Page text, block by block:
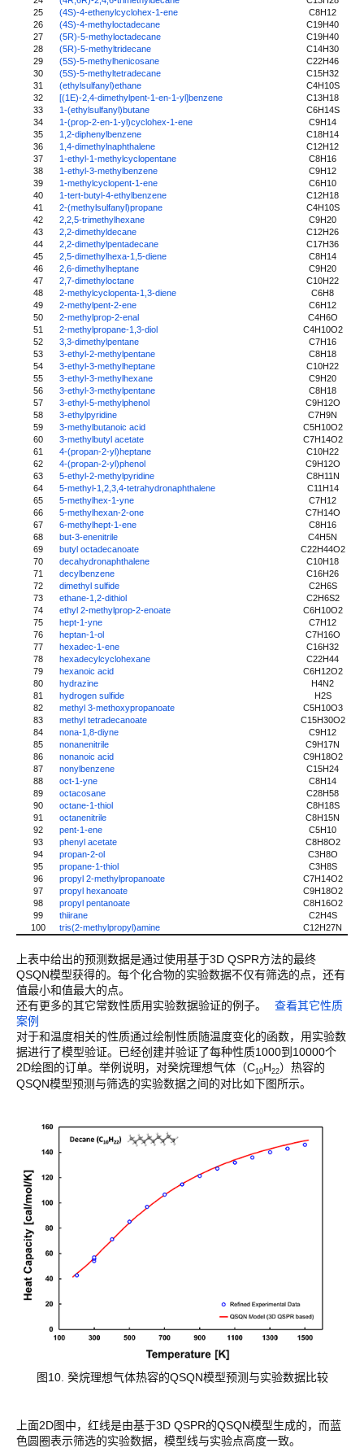
25
(4S)-4-ethenylcyclohex-1-ene
C8H12
26
(4S)-4-methyloctadecane
C19H40
27
(5R)-5-methyloctadecane
C19H40
28
(5R)-5-methyltridecane
C14H30
29
(5S)-5-methylhenicosane
C22H46
30
(5S)-5-methyltetradecane
C15H32
31
(ethylsulfanyl)ethane
C4H10S
32
[(1E)-2,4-dimethylpent-1-en-1-yl]benzene
C13H18
33
1-(ethylsulfanyl)butane
C6H14S
34
1-(prop-2-en-1-yl)cyclohex-1-ene
C9H14
35
1,2-diphenylbenzene
C18H14
36
1,4-dimethylnaphthalene
C12H12
37
1-ethyl-1-methylcyclopentane
C8H16
38
1-ethyl-3-methylbenzene
C9H12
39
1-methylcyclopent-1-ene
C6H10
40
1-tert-butyl-4-ethylbenzene
C12H18
41
2-(methylsulfanyl)propane
C4H10S
42
2,2,5-trimethylhexane
C9H20
43
2,2-dimethyldecane
C12H26
44
2,2-dimethylpentadecane
C17H36
45
2,5-dimethylhexa-1,5-diene
C8H14
46
2,6-dimethylheptane
C9H20
47
2,7-dimethyloctane
C10H22
48
2-methylcyclopenta-1,3-diene
C6H8
49
2-methylpent-2-ene
C6H12
50
2-methylprop-2-enal
C4H6O
51
2-methylpropane-1,3-diol
C4H10O2
52
3,3-dimethylpentane
C7H16
53
3-ethyl-2-methylpentane
C8H18
54
3-ethyl-3-methylheptane
C10H22
55
3-ethyl-3-methylhexane
C9H20
56
3-ethyl-3-methylpentane
C8H18
57
3-ethyl-5-methylphenol
C9H12O
58
3-ethylpyridine
C7H9N
59
3-methylbutanoic acid
C5H10O2
60
3-methylbutyl acetate
C7H14O2
61
4-(propan-2-yl)heptane
C10H22
62
4-(propan-2-yl)phenol
C9H12O
63
5-ethyl-2-methylpyridine
C8H11N
64
5-methyl-1,2,3,4-tetrahydronaphthalene
C11H14
65
5-methylhex-1-yne
C7H12
66
5-methylhexan-2-one
C7H14O
67
6-methylhept-1-ene
C8H16
68
but-3-enenitrile
C4H5N
69
butyl octadecanoate
C22H44O2
70
decahydronaphthalene
C10H18
71
decylbenzene
C16H26
72
dimethyl sulfide
C2H6S
73
ethane-1,2-dithiol
C2H6S2
74
ethyl 2-methylprop-2-enoate
C6H10O2
75
hept-1-yne
C7H12
76
heptan-1-ol
C7H16O
77
hexadec-1-ene
C16H32
78
hexadecylcyclohexane
C22H44
79
hexanoic acid
C6H12O2
80
hydrazine
H4N2
81
hydrogen sulfide
H2S
82
methyl 3-methoxypropanoate
C5H10O3
83
methyl tetradecanoate
C15H30O2
84
nona-1,8-diyne
C9H12
85
nonanenitrile
C9H17N
86
nonanoic acid
C9H18O2
87
nonylbenzene
C15H24
88
oct-1-yne
C8H14
89
octacosane
C28H58
90
octane-1-thiol
C8H18S
91
octanenitrile
C8H15N
92
pent-1-ene
C5H10
93
phenyl acetate
C8H8O2
94
propan-2-ol
C3H8O
95
propane-1-thiol
C3H8S
96
propyl 2-methylpropanoate
C7H14O2
97
propyl hexanoate
C9H18O2
98
propyl pentanoate
C8H16O2
99
thiirane
C2H4S
100
tris(2-methylpropyl)amine C12H27N
上表中给出的预测数据是通过使用基于3D QSPR方法的最终
QSQN模型获得的。每个化合物的实验数据不仅有筛选的点，还有
值最小和值最大的点。
还有更多的其它常数性质用实验数据验证的例子。
查看其它性质
案例
对于和温度相关的性质通过绘制性质随温度变化的函数，用实验数
据进行了模型验证。已经创建并验证了每种性质1000到10000个
2D绘图的订单。举例说明，对癸烷理想气体（C10H22）热容的
QSQN模型预测与筛选的实验数据之间的对比如下图所示。
图10. 癸烷理想气体热容的QSQN模型预测与实验数据比较
上面2D图中，红线是由基于3D QSPR的QSQN模型生成的，而蓝
色圆圈表示筛选的实验数据，模型线与实验点高度一致。